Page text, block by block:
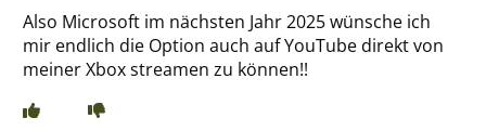
Also Microsoft im nächsten Jahr 2025 wünsche ich
mir endlich die Option auch auf YouTube direkt von
meiner Xbox streamen zu können!!